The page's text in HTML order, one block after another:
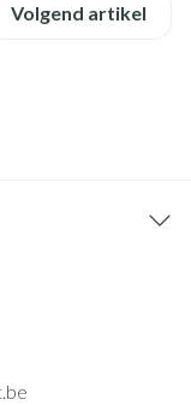
Volgend artikel